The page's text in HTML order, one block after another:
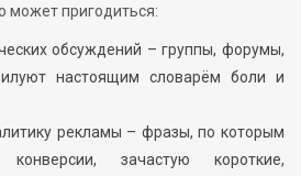
может пригодиться:
обсуждений – группы, форумы,
настоящим словарём боли и
рекламы – фразы, по которым
зачастую короткие,